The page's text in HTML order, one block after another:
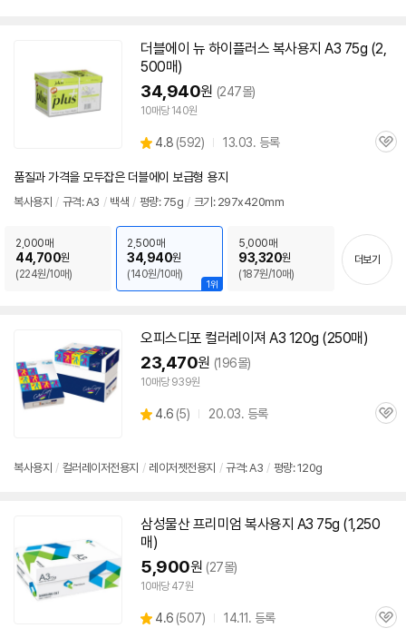
더블에이 뉴 하이플러스 복사용지 A3 75g (2,
500매)
34,940원 (247몰)
10매당 140원
별
점
4.8 (상
리
뷰
592) 13.03. 등록
관
품질과 가격을 모두잡은 더블에이 보급형 용지
복사용지 / 규격:A3 / 백색 / 평량: 75g / 크기: 297x420mm
2,000매
44,700원
(224원/10매)
1위
2,500매
34,940원
(140원/10매)
5,000매
93,320원
(187원/10매)
더보기
오피스디포 컬러레이져 A3 120g (250매)
23,470원 (196몰)
10매당 939원
별
4.6 (상
뷰
5) 20.03. 등록
관
복사용지 / 컬러레이저전용지 / 레이저젯전용지 / 규격:A3 / 평량: 120g
삼성물산 프리미엄 복사용지 A3 75g (1,250
매)
5,900원 (27몰)
10매당 47원
별
4.6 (상
507) 14.11. 등록
관